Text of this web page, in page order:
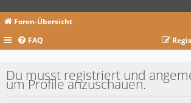
Foren-Übersicht
FAQ
Du musst registriert und
um Profile anzuschauen.